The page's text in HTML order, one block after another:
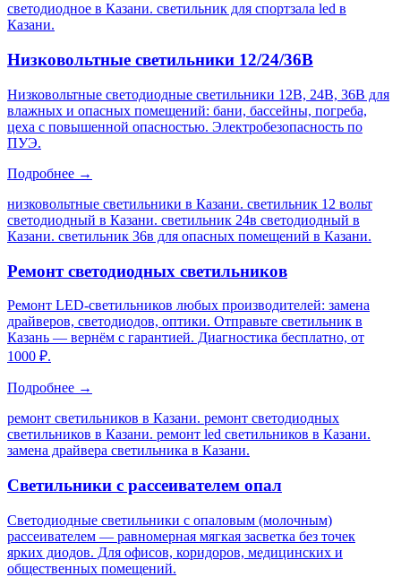
светодиодное в Казани. светильник для спортзала led в
Казани.
Низковольтные светильники 12/24/36В
Низковольтные светодиодные светильники 12В, 24В, 36В для
влажных и опасных помещений: бани, бассейны, погреба,
цеха с повышенной опасностью. Электробезопасность по
ПУЭ.
Подробнее →
низковольтные светильники в Казани. светильник 12 вольт
светодиодный в Казани. светильник 24в светодиодный в
Казани. светильник 36в для опасных помещений в Казани.
Ремонт светодиодных светильников
Ремонт LED-светильников любых производителей: замена
драйверов, светодиодов, оптики. Отправьте светильник в
Казань — вернём с гарантией. Диагностика бесплатно, от
1000 ₽.
Подробнее →
ремонт светильников в Казани. ремонт светодиодных
светильников в Казани. ремонт led светильников в Казани.
замена драйвера светильника в Казани.
Светильники с рассеивателем опал
Светодиодные светильники с опаловым (молочным)
рассеивателем — равномерная мягкая засветка без точек
ярких диодов. Для офисов, коридоров, медицинских и
общественных помещений.